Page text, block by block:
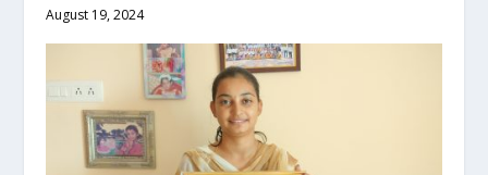
August 19, 2024